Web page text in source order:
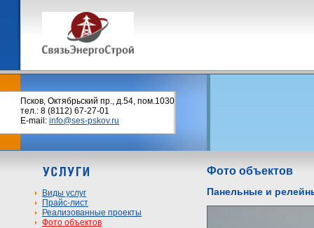
Псков, Октябрьский пр., д.54, пом.1030
тел.: 8 (8112) 67-27-01
E-mail: info@ses-pskov.ru
Виды услуг
Прайс-лист
Реализованные проекты
Фото объектов
Фото объектов
Панельные и